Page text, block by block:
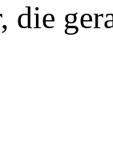
die